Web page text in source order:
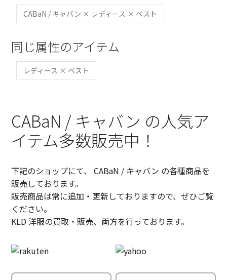
CABaN / キャバン × レディース × ベスト
同じ属性のアイテム
レディース × ベスト
CABaN / キャバン の人気ア
イテム多数販売中！
下記のショップにて、 CABaN / キャバン の各種商品を
販売しております。
販売商品は常に追加・更新しておりますので、ぜひご覧
ください。
KLD 洋服の買取・販売、両方を行っております。